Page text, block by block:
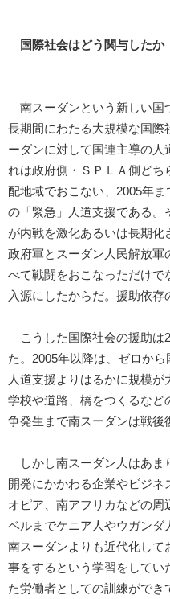
国際社会はどう関与したか
南スーダンという新しい国
長期間にわたる大規模な国際
ーダンに対して国連主導の人
れは政府側・ＳＰＬＡ側ど
配地域でおこない、2005年
の「緊急」人道支援である
が内戦を激化あるいは長期化
政府軍とスーダン人民解放軍
べて戦闘をおこなっただけで
入源にしたからだ。援助依存
こうした国際社会の援助は
た。2005年以降は、ゼロか
人道支援よりはるかに規模が
学校や道路、橋をつくるなど
争発生まで南スーダンは戦後
しかし南スーダン人はあま
開発にかかわる企業やビジ
オピア、南アフリカなどの周
ベルまでケニア人やウガンダ
南スーダンよりも近代化し
事をするという学習をしてい
た労働者としての訓練がで